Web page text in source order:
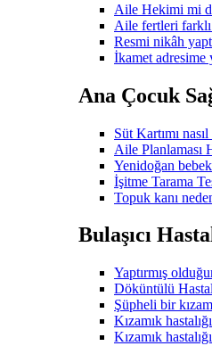
Aile Hekimi mi
Aile fertleri
Resmi nikâh
İkamet adresime
Ana Çocuk
Süt Kartımı
Aile Planlaması
Yenidoğan
İşitme Tarama
Topuk kanı
Bulaşıcı
Yaptırmış
Döküntülü
Şüpheli bir
Kızamık
Kızamık